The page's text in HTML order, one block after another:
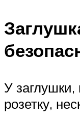
У заглушки,
розетку,